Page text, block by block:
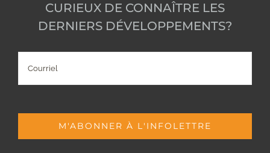
CURIEUX DE CONNAÎTRE LES
DERNIERS DÉVELOPPEMENTS?
M'ABONNER À L'INFOLETTRE